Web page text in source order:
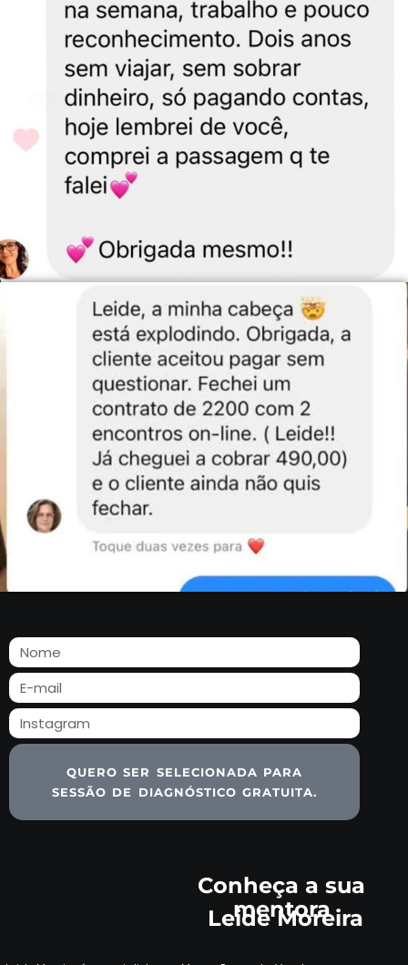
QUERO SER SELECIONADA PARA
SESSÃO DE DIAGNÓSTICO GRATUITA.
Conheça a sua
mentora
Leide Moreira